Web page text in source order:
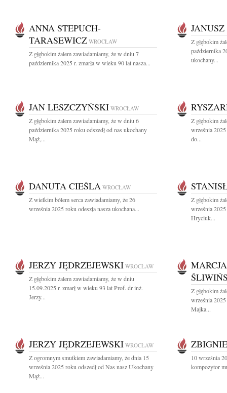
ANNA STEPUCH-
TARASEWICZ WROCŁAW
Z głębokim żalem zawiadamiamy, że w dniu 7
października 2025 r. zmarła w wieku 90 lat nasza...
Z głębokim
października
ukochany...
JAN LESZCZYŃSKI WROCŁAW
Z głębokim żalem zawiadamiamy, że w dniu 6
października 2025 roku odszedł od nas ukochany
Mąż,...
Z głębokim
września
do...
DANUTA CIEŚLA WROCŁAW
Z wielkim bólem serca zawiadamiamy, że 26
września 2025 roku odeszła nasza ukochana...
Z głębokim
września 2025
Hryciuk...
JERZY JĘDRZEJEWSKI WROCŁAW
Z głębokim żalem zawiadamiamy, że w dniu
15.09.2025 r. zmarł w wieku 93 lat Prof. dr inż.
Jerzy...
Z głębokim
września
Majka...
JERZY JĘDRZEJEWSKI WROCŁAW
Z ogromnym smutkiem zawiadamiamy, że dnia 15
września 2025 roku odszedł od Nas nasz Ukochany
Mąż...
10 września
kompozytor